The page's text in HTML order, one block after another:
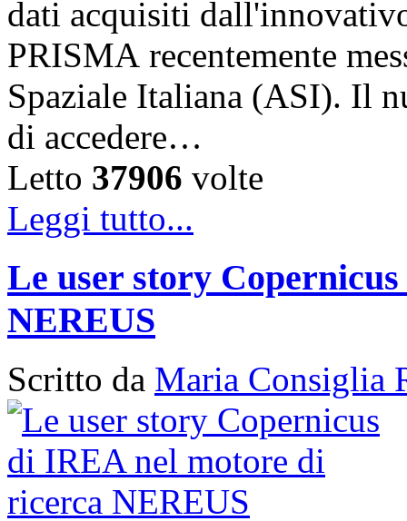
dati acquisiti
PRISMA recentemente
Spaziale Italiana (ASI). Il
di accedere…
Letto 37906 volte
Leggi tutto...
Le user story
NEREUS
Scritto da Maria Consiglia